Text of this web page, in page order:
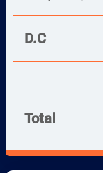
D.C
Total